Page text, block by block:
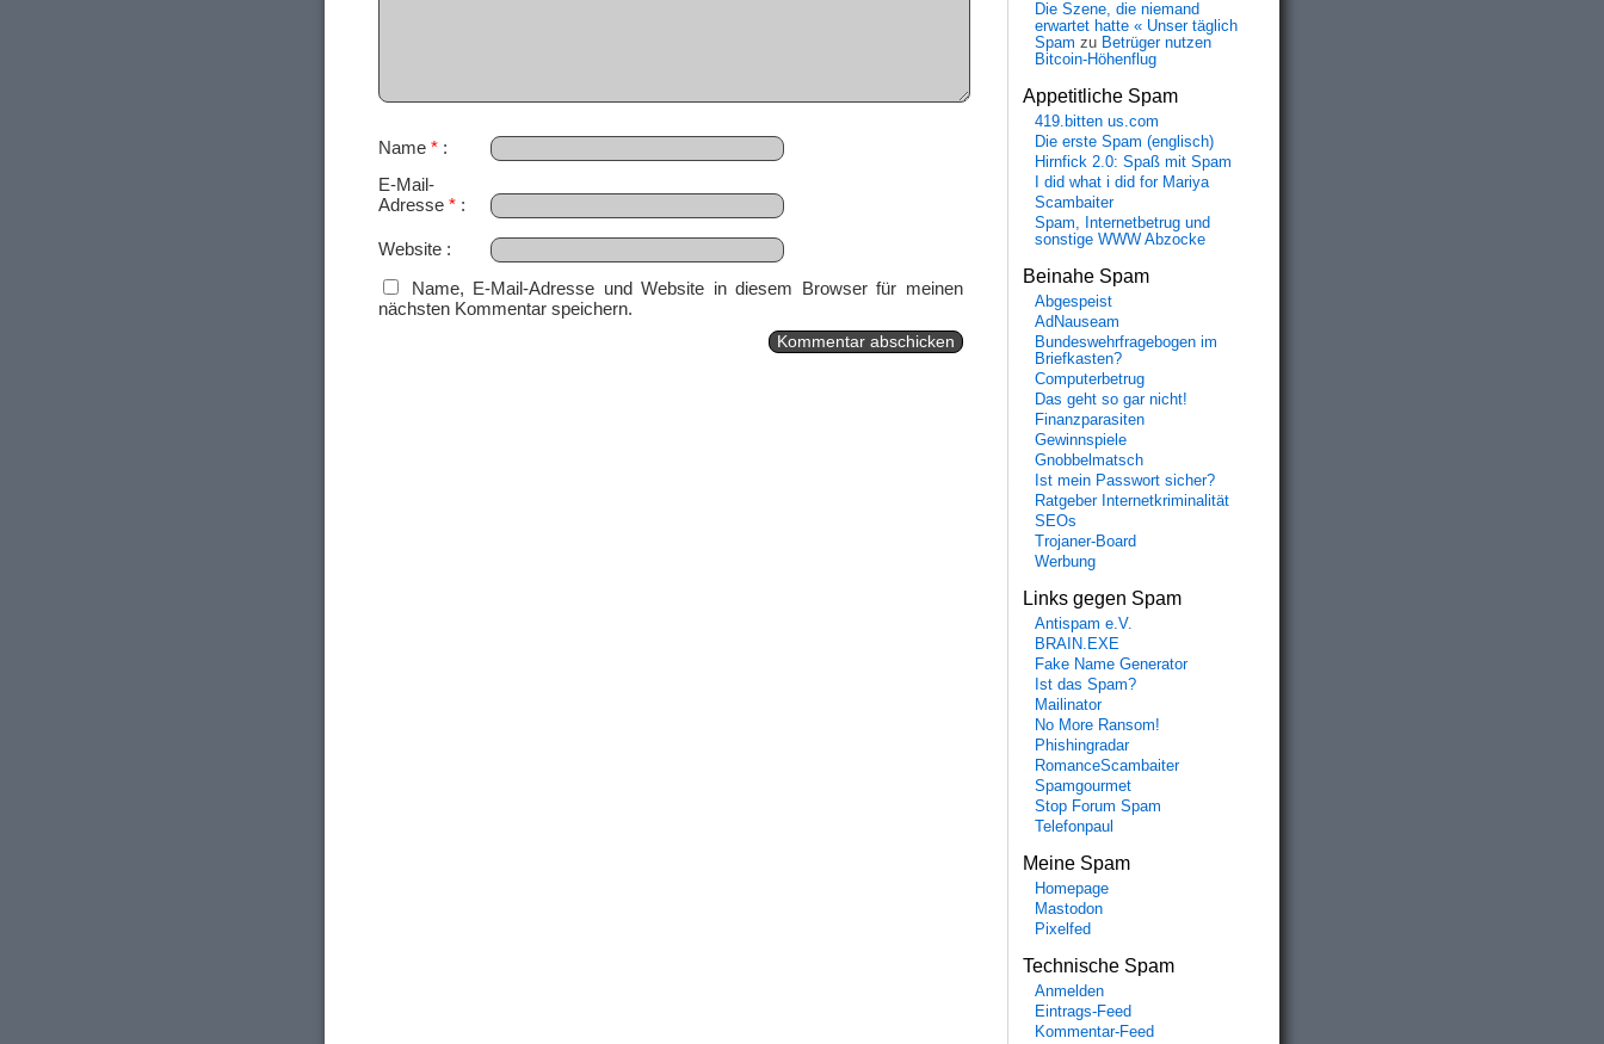
Name *
E-Mail-
Adresse *
Website
Name, E-Mail-Adresse und Website in diesem Browser für meinen
nächsten Kommentar speichern.
Die Szene, die niemand
erwartet hatte « Unser täglich
Spam zu Betrüger nutzen
Bitcoin-Höhenflug
Appetitliche Spam
419.bitten us.com
Die erste Spam (englisch)
Hirnfick 2.0: Spaß mit Spam
I did what i did for Mariya
Scambaiter
Spam, Internetbetrug und
sonstige WWW Abzocke
Beinahe Spam
Abgespeist
AdNauseam
Bundeswehrfragebogen im
Briefkasten?
Computerbetrug
Das geht so gar nicht!
Finanzparasiten
Gewinnspiele
Gnobbelmatsch
Ist mein Passwort sicher?
Ratgeber Internetkriminalität
SEOs
Trojaner-Board
Werbung
Links gegen Spam
Antispam e.V.
BRAIN.EXE
Fake Name Generator
Ist das Spam?
Mailinator
No More Ransom!
Phishingradar
RomanceScambaiter
Spamgourmet
Stop Forum Spam
Telefonpaul
Meine Spam
Homepage
Mastodon
Pixelfed
Technische Spam
Anmelden
Eintrags-Feed
Kommentar-Feed